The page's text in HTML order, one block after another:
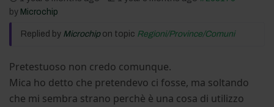
by Microchip
Replied by Microchipon topic Regioni/Province/Comuni
Pretestuoso non credo comunque.
Mica ho detto che pretendevo ci fosse, ma soltando
che mi sembra strano perchè è una cosa di utilizzo